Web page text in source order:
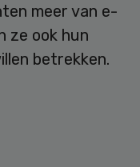
meer van e-
ze ook hun
betrekken.